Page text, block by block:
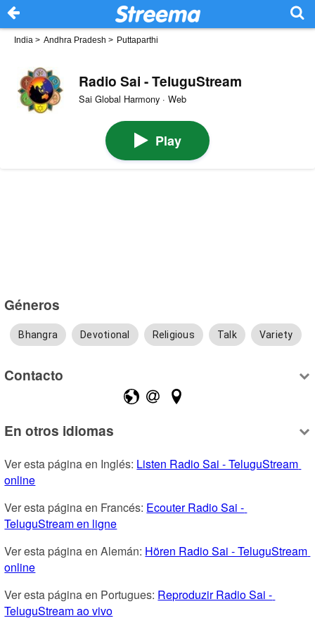
India > Andhra Pradesh > Puttaparthi
Radio Sai - TeluguStream
Sai Global Harmony · Web
Play
Géneros
Bhangra Devotional Religious Talk Variety
Contacto
En otros idiomas
Ver esta página en Inglés: Listen Radio Sai - TeluguStream
online
Ver esta página en Francés: Ecouter Radio Sai -
TeluguStream en ligne
Ver esta página en Alemán: Hören Radio Sai - TeluguStream
online
Ver esta página en Portugues: Reproduzir Radio Sai -
TeluguStream ao vivo